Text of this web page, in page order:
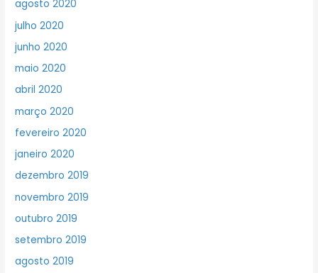
agosto 2020
julho 2020
junho 2020
maio 2020
abril 2020
março 2020
fevereiro 2020
janeiro 2020
dezembro 2019
novembro 2019
outubro 2019
setembro 2019
agosto 2019